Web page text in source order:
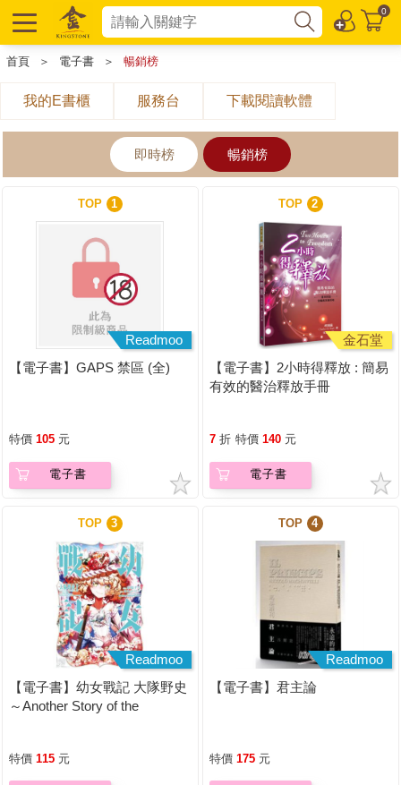
0
首頁 ＞ 電子書 ＞ 暢銷榜
我的E書櫃 服務台 下載閱讀軟體
即時榜 暢銷榜
TOP 1
Readmoo
【電子書】GAPS 禁區 (全)
特價 105 元
電子書
TOP 2
金石堂
【電子書】2小時得釋放 : 簡易
有效的醫治釋放手冊
7 折 特價 140 元
電子書
TOP 3
Readmoo
【電子書】幼女戰記 大隊野史
～Another Story of the
特價 115 元
TOP 4
Readmoo
【電子書】君主論
特價 175 元